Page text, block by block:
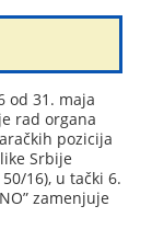
od 31. maja
rad organa
pozicija
Srbije
16), u tački 6.
zamenjuje